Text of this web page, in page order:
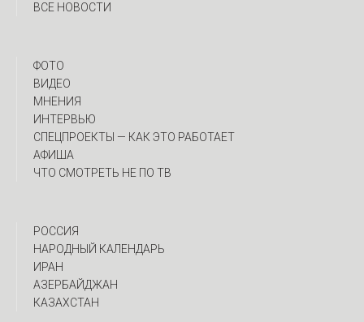
ВСЕ НОВОСТИ
ФОТО
ВИДЕО
МНЕНИЯ
ИНТЕРВЬЮ
CПЕЦПРОЕКТЫ — КАК ЭТО РАБОТАЕТ
АФИША
ЧТО СМОТРЕТЬ НЕ ПО ТВ
РОССИЯ
НАРОДНЫЙ КАЛЕНДАРЬ
ИРАН
АЗЕРБАЙДЖАН
КАЗАХСТАН